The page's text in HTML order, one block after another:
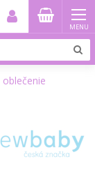
MENU
oblečenie